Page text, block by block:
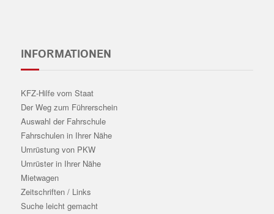
INFORMATIONEN
KFZ-Hilfe vom Staat
Der Weg zum Führerschein
Auswahl der Fahrschule
Fahrschulen in Ihrer Nähe
Umrüstung von PKW
Umrüster in Ihrer Nähe
Mietwagen
Zeitschriften / Links
Suche leicht gemacht